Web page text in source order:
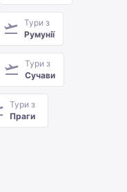
Тури з
Румунії
Тури з
Сучави
Тури з
Праги